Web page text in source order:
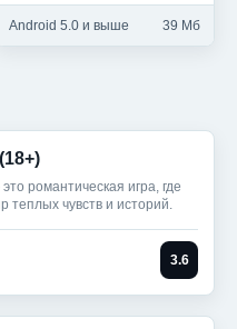
Android 5.0 и выше 39 Мб
романтическая игра, где
теплых чувств и историй.
3.6